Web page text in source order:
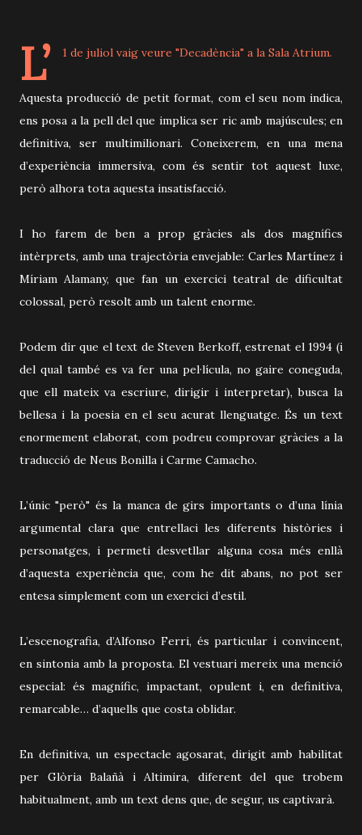
L’ 1 de juliol vaig veure "Decadència" a la Sala Atrium.
Aquesta producció de petit format, com el seu nom indica,
ens posa a la pell del que implica ser ric amb majúscules; en
definitiva, ser multimilionari. Coneixerem, en una mena
d’experiència immersiva, com és sentir tot aquest luxe,
però alhora tota aquesta insatisfacció.
I ho farem de ben a prop gràcies als dos magnífics
intèrprets, amb una trajectòria envejable: Carles Martínez i
Míriam Alamany, que fan un exercici teatral de dificultat
colossal, però resolt amb un talent enorme.
Podem dir que el text de Steven Berkoff, estrenat el 1994 (i
del qual també es va fer una pel·lícula, no gaire coneguda,
que ell mateix va escriure, dirigir i interpretar), busca la
bellesa i la poesia en el seu acurat llenguatge. És un text
enormement elaborat, com podreu comprovar gràcies a la
traducció de Neus Bonilla i Carme Camacho.
L’únic "però" és la manca de girs importants o d’una línia
argumental clara que entrellaci les diferents històries i
personatges, i permeti desvetllar alguna cosa més enllà
d’aquesta experiència que, com he dit abans, no pot ser
entesa simplement com un exercici d’estil.
L’escenografia, d’Alfonso Ferri, és particular i convincent,
en sintonia amb la proposta. El vestuari mereix una menció
especial: és magnífic, impactant, opulent i, en definitiva,
remarcable… d’aquells que costa oblidar.
En definitiva, un espectacle agosarat, dirigit amb habilitat
per Glòria Balañà i Altimira, diferent del que trobem
habitualment, amb un text dens que, de segur, us captivarà.